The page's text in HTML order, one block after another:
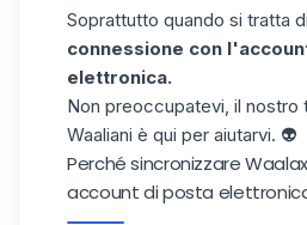
Soprattutto quando si tratta di
connessione con
elettronica.
Non preoccupatevi, il nostro
Waaliani è qui per aiutarvi. 👽
Perché sincronizzare
account di posta